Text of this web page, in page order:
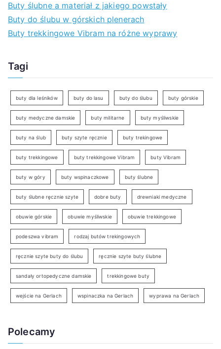
Buty ślubne a materiał z jakiego powstały
Buty do ślubu w górskich plenerach
Buty trekkingowe Vibram na różne wyprawy
Tagi
buty dla leśników buty do lasu buty do ślubu buty górskie
buty medyczne damskie buty militarne buty myśliwskie
buty na ślub buty szyte ręcznie buty trekingowe
buty trekkingowe buty trekkingowe Vibram buty Vibram
buty w góry buty wspinaczkowe buty ślubne
buty ślubne ręcznie szyte dobre buty drewniaki medyczne
obuwie górskie obuwie myśliwskie obuwie trekkingowe
podeszwa vibram rodzaj butów trekingowych
ręcznie szyte buty do ślubu ręcznie szyte buty ślubne
sandały ortopedyczne damskie trekkingowe buty
wejście na Gerlach wspinaczka na Gerlach wyprawa na Gerlach
Polecamy